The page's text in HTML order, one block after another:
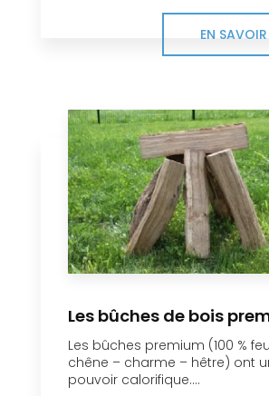
EN
Les bûches de bois
Les bûches premium (100 %
chêne – charme – hêtre) ont
pouvoir calorifique....